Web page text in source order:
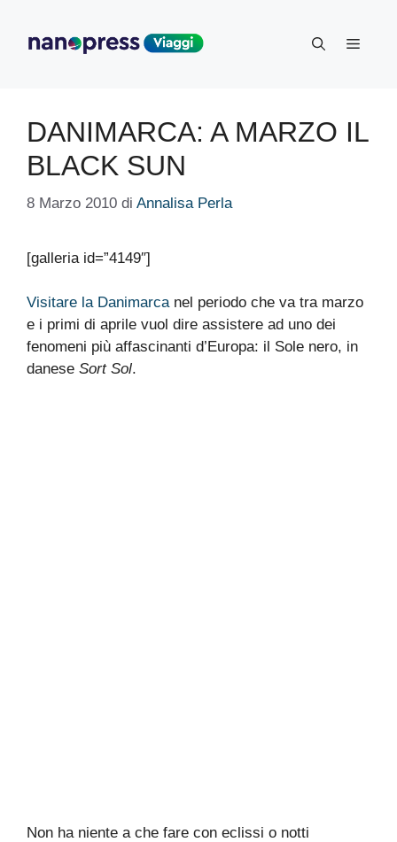
contenuto
Menu
DANIMARCA: A MARZO IL
BLACK SUN
8 Marzo 2010 di Annalisa Perla
[galleria id=”4149″]
Visitare la Danimarcanel periodo che va tra marzo
e i primi di aprile vuol dire assistere ad uno dei
fenomeni più affascinanti d’Europa: il Sole nero, in
danese Sort Sol.
Non ha niente a che fare con eclissi o notti